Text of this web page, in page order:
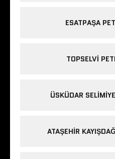
ESATPAŞA
TOPSELVI
ÜSKÜDAR
ATAŞEHIR